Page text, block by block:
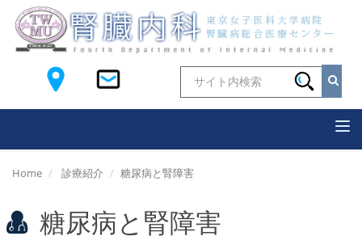
Home 診療紹介 糖尿病と腎障害
糖尿病と腎障害